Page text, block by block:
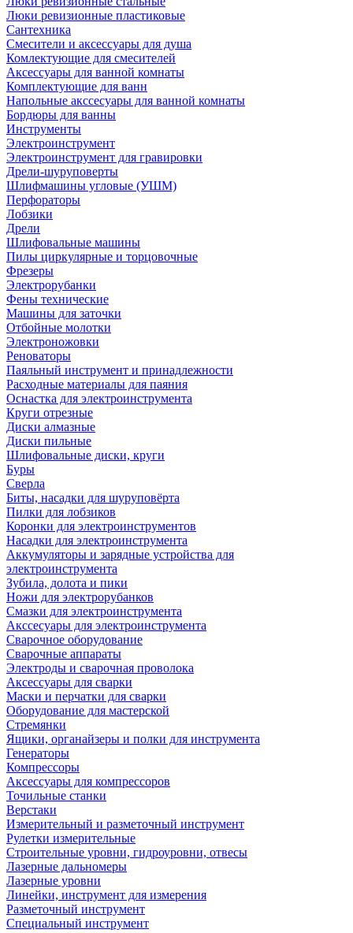
Люки ревизионные пластиковые
Сантехника
Смесители и аксессуары для душа
Комлектующие для смесителей
Аксессуары для ванной комнаты
Комплектующие для ванн
Напольные акссесуары для ванной комнаты
Бордюры для ванны
Инструменты
Электроинструмент
Электроинструмент для гравировки
Дрели-шуруповерты
Шлифмашины угловые (УШМ)
Перфораторы
Лобзики
Дрели
Шлифовальные машины
Пилы циркулярные и торцовочные
Фрезеры
Электрорубанки
Фены технические
Машины для заточки
Отбойные молотки
Электроножовки
Реноваторы
Паяльный инструмент и принадлежности
Расходные материалы для паяния
Оснастка для электроинструмента
Круги отрезные
Диски алмазные
Диски пильные
Шлифовальные диски, круги
Буры
Сверла
Биты, насадки для шуруповёрта
Пилки для лобзиков
Коронки для электроинструментов
Насадки для электроинструмента
Аккумуляторы и зарядные устройства для
электроинструмента
Зубила, долота и пики
Ножи для электрорубанков
Смазки для электроинструмента
Акссесуары для электроинструмента
Сварочное оборудование
Сварочные аппараты
Электроды и сварочная проволока
Аксессуары для сварки
Маски и перчатки для сварки
Оборудование для мастерской
Стремянки
Ящики, органайзеры и полки для инструмента
Генераторы
Компрессоры
Аксессуары для компрессоров
Точильные станки
Верстаки
Измерительный и разметочный инструмент
Рулетки измерительные
Строительные уровни, гидроуровни, отвесы
Лазерные дальномеры
Лазерные уровни
Линейки, инструмент для измерения
Разметочный инструмент
Специальный инструмент